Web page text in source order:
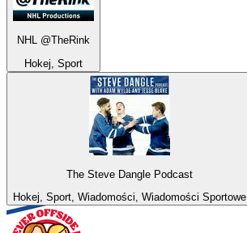
NHL @TheRink
Hokej, Sport
The Steve Dangle Podcast
Hokej, Sport, Wiadomości, Wiadomości Sportowe